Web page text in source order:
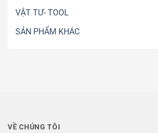
VẬT TƯ- TOOL
SẢN PHẨM KHÁC
VỀ CHÚNG TÔI